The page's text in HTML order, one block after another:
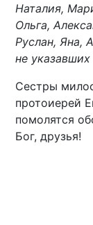
Наталия,
Ольга,
Руслан, Яна,
не
Сестры
протоиерей
помолятся
Бог, друзья!